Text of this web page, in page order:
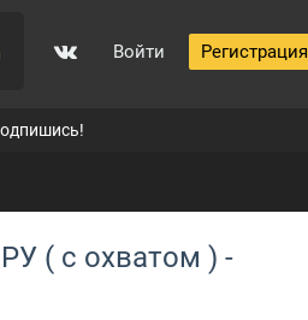
Войти Регистрация
( c охватом ) -